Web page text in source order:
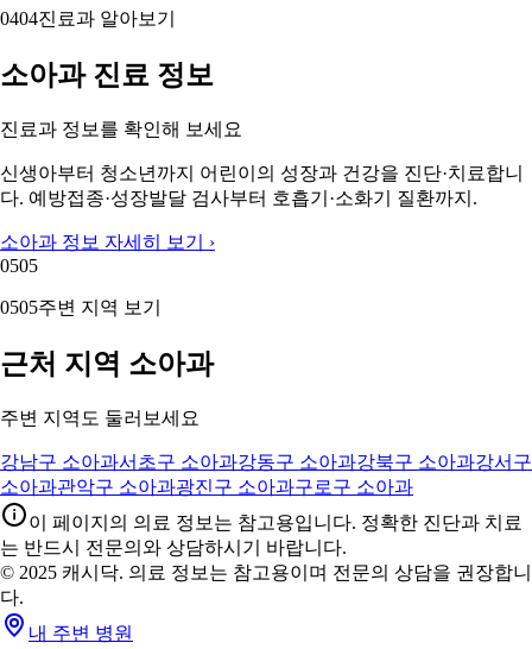
0404진료과 알아보기
소아과 진료 정보
진료과 정보를 확인해 보세요
신생아부터 청소년까지 어린이의 성장과 건강을 진단·치료합니
다. 예방접종·성장발달 검사부터 호흡기·소화기 질환까지.
소아과 정보 자세히 보기 ›
0505
0505주변 지역 보기
근처 지역 소아과
주변 지역도 둘러보세요
강남구 소아과서초구 소아과강동구 소아과강북구 소아과강서구
소아과관악구 소아과광진구 소아과구로구 소아과
이 페이지의 의료 정보는 참고용입니다. 정확한 진단과 치료
는 반드시 전문의와 상담하시기 바랍니다.
© 2025 캐시닥. 의료 정보는 참고용이며 전문의 상담을 권장합니
다.
내 주변 병원